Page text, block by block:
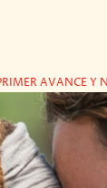
AVANCE Y